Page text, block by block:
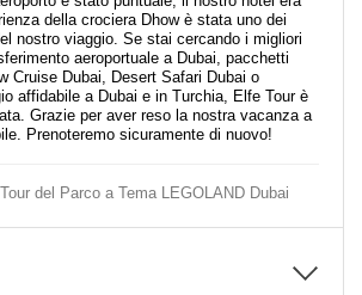
della crociera Dhow è stata uno dei
nostro viaggio. Se stai cercando i migliori
aeroportuale a Dubai, pacchetti
Cruise Dubai, Desert Safari Dubai o
affidabile a Dubai e in Turchia, Elfe Tour è
Grazie per aver reso la nostra vacanza a
Prenoteremo sicuramente di nuovo!
Tour del Parco a Tema LEGOLAND Dubai